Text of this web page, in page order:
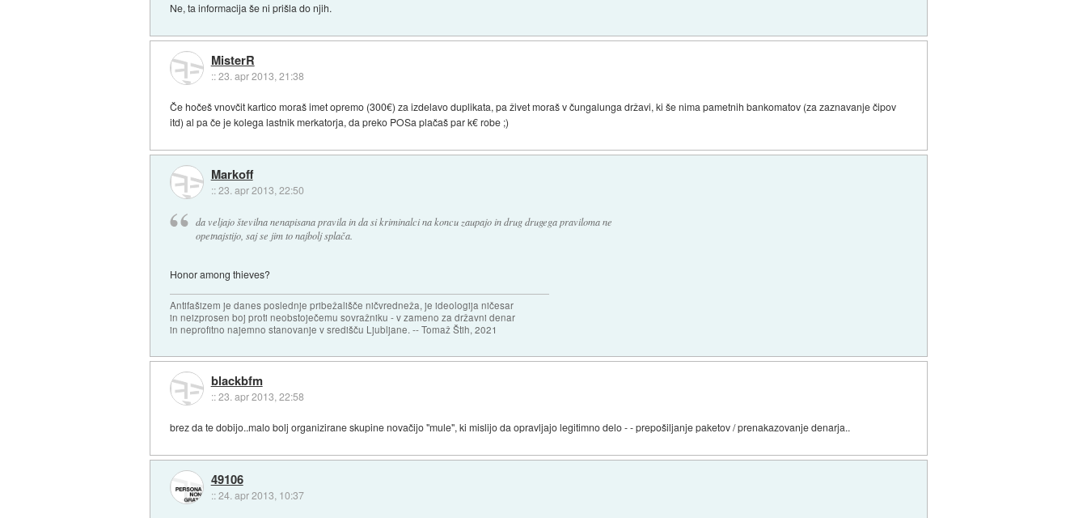
Ne, ta informacija še ni prišla do njih.
MisterR
::23. apr 2013, 21:38
Če hočeš vnovčit kartico moraš imet opremo (300€) za izdelavo duplikata, pa živet moraš v čungalunga državi, ki še nima pametnih bankomatov (za zaznavanje čipov
itd) al pa če je kolega lastnik merkatorja, da preko POSa plačaš par k€ robe ;)
Markoff
::23. apr 2013, 22:50
da veljajo številna nenapisana pravila in da si kriminalci na koncu zaupajo in drug drugega praviloma ne
opetnajstijo, saj se jim to najbolj splača.
Honor among thieves?
Antifašizem je danes poslednje pribežališče ničvredneža, je ideologija ničesar
in neizprosen boj proti neobstoječemu sovražniku - v zameno za državni denar
in neprofitno najemno stanovanje v središču Ljubljane. -- Tomaž Štih, 2021
blackbfm
::23. apr 2013, 22:58
brez da te dobijo..malo bolj organizirane skupine novačijo "mule", ki mislijo da opravljajo legitimno delo - - prepošiljanje paketov / prenakazovanje denarja..
49106
::24. apr 2013, 10:37